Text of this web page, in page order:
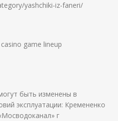
yashchiki-iz-faneri/
game lineup
быть изменены в
эксплуатации: Кремененко
г